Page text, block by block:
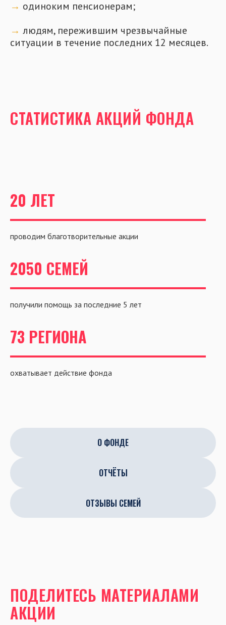
→ одиноким пенсионерам;
→ людям, пережившим чрезвычайные
ситуации в течение последних 12 месяцев.
СТАТИСТИКА АКЦИЙ ФОНДА
20 ЛЕТ
проводим благотворительные акции
2050 СЕМЕЙ
получили помощь за последние 5 лет
73 РЕГИОНА
охватывает действие фонда
О ФОНДЕ
ОТЧЁТЫ
ОТЗЫВЫ СЕМЕЙ
ПОДЕЛИТЕСЬ МАТЕРИАЛАМИ
АКЦИИ